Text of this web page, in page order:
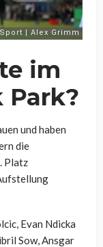
im
Park?
und haben
die
Platz
Evan Ndicka
Sow, Ansgar